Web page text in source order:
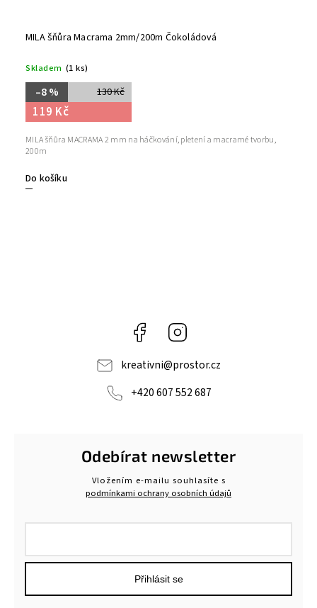
MILA šňůra Macrama 2mm/200m Čokoládová
Skladem (1 ks)
130 Kč
–8 %
119 Kč
Do košíku
MILA šňůra MACRAMA 2 mm na háčkování, pletení a macramé tvorbu,
200m
Facebook
kreativni@prostor.cz
+420 607 552 687
Odebírat newsletter
Vložením e-mailu souhlasíte s
podmínkami ochrany osobních údajů
Přihlásit se